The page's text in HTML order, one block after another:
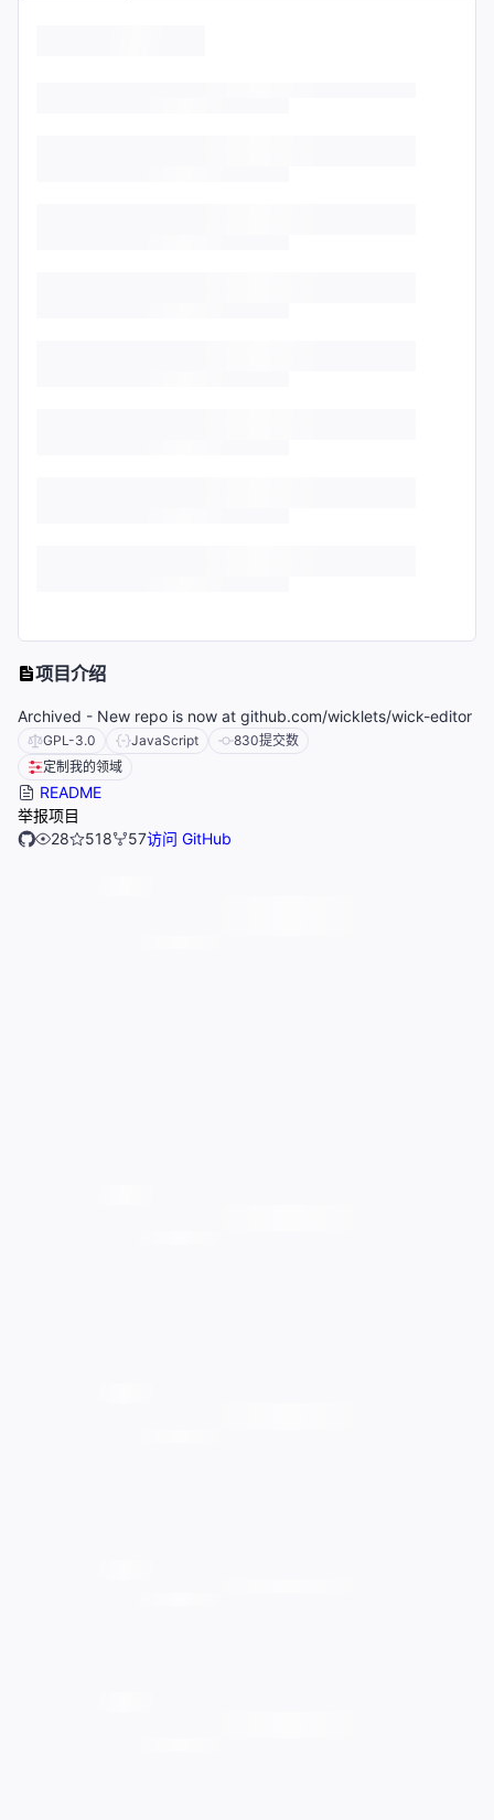
项目介绍
Archived - New repo is now at github.com/wicklets/wick-editor
GPL-3.0 JavaScript 830提交数
定制我的领域
README
举报项目
28
518 57访问 GitHub